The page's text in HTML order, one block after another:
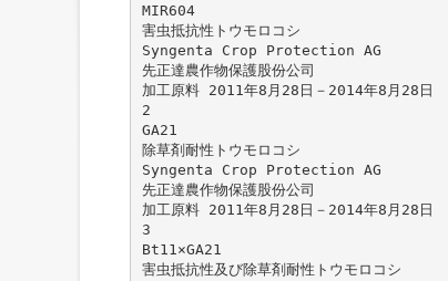
MIR604
害虫抵抗性トウモロコシ
Syngenta Crop Protection AG
先正達農作物保護股份公司
加工原料 2011年8月28日－2014年8月28日
2
GA21
除草剤耐性トウモロコシ
Syngenta Crop Protection AG
先正達農作物保護股份公司
加工原料 2011年8月28日－2014年8月28日
3
Bt11×GA21
害虫抵抗性及び除草剤耐性トウモロコシ